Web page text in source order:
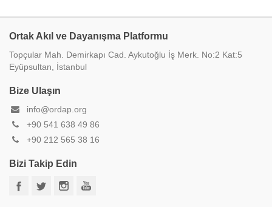
Ortak Akıl ve Dayanışma Platformu
Topçular Mah. Demirkapı Cad. Aykutoğlu İş Merk. No:2 Kat:5
Eyüpsultan, İstanbul
Bize Ulaşın
info@ordap.org
+90 541 638 49 86
+90 212 565 38 16
Bizi Takip Edin